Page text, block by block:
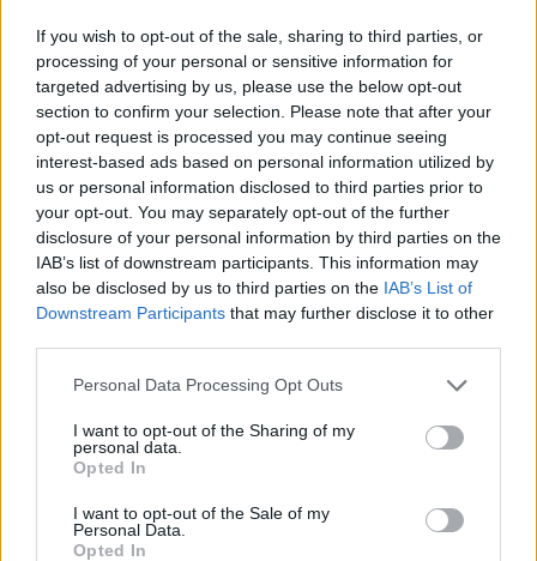
If you wish to opt-out of the sale, sharing to third parties, or
processing of your personal or sensitive information for
targeted advertising by us, please use the below opt-out
section to confirm your selection. Please note that after your
opt-out request is processed you may continue seeing
interest-based ads based on personal information utilized by
us or personal information disclosed to third parties prior to
your opt-out. You may separately opt-out of the further
disclosure of your personal information by third parties on the
IAB’s list of downstream participants. This information may
also be disclosed by us to third parties on the IAB’s List of
Downstream Participants that may further disclose it to other
Please note that this website/app uses one or more Google
not limited to your visit or usage behaviour. You may click to
grant or deny consent to Google and its third-party tags to
use your data for below specified purposes in below Google
consent section.
Personal Data Processing Opt Outs
I want to opt-out of the Sharing of my
personal data.
Opted In
I want to opt-out of the Sale of my
Personal Data.
Opted In
Staff